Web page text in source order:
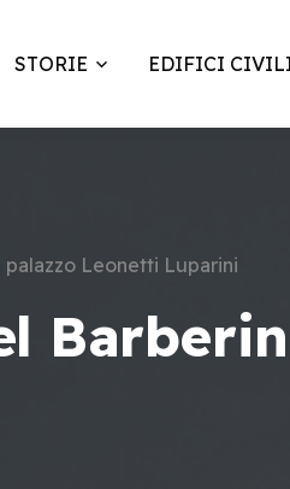
STORIE EDIFICI
Leonetti Luparini